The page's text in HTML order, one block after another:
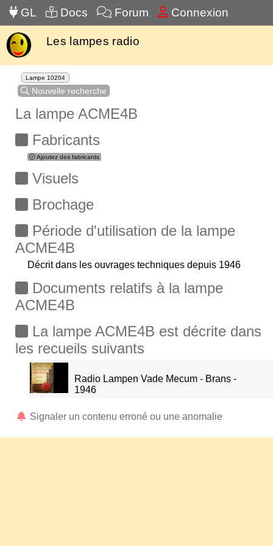
GL Docs Forum Connexion
Les lampes radio
Lampe 10204
Nouvelle recherche
La lampe ACME4B
Fabricants
Ajoutez des fabricants
Visuels
Brochage
Période d'utilisation de la lampe
ACME4B
Décrit dans les ouvrages techniques depuis 1946
Documents relatifs à la lampe
ACME4B
La lampe ACME4B est décrite dans
les recueils suivants
Radio Lampen Vade Mecum - Brans -
1946
Signaler un contenu erroné ou une anomalie